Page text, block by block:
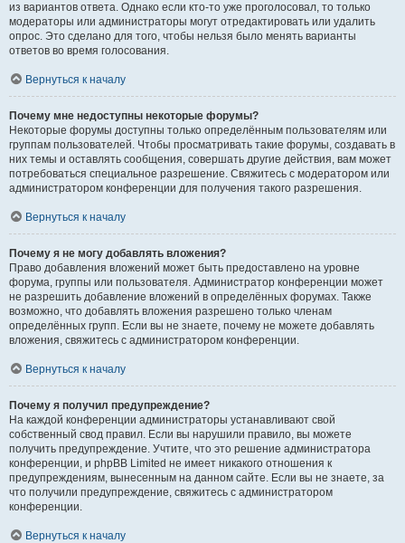
из вариантов ответа. Однако если кто-то уже проголосовал, то только
модераторы или администраторы могут отредактировать или удалить
опрос. Это сделано для того, чтобы нельзя было менять варианты
ответов во время голосования.
Вернуться к началу
Почему мне недоступны некоторые форумы?
Некоторые форумы доступны только определённым пользователям или
группам пользователей. Чтобы просматривать такие форумы, создавать в
них темы и оставлять сообщения, совершать другие действия, вам может
потребоваться специальное разрешение. Свяжитесь с модератором или
администратором конференции для получения такого разрешения.
Вернуться к началу
Почему я не могу добавлять вложения?
Право добавления вложений может быть предоставлено на уровне
форума, группы или пользователя. Администратор конференции может
не разрешить добавление вложений в определённых форумах. Также
возможно, что добавлять вложения разрешено только членам
определённых групп. Если вы не знаете, почему не можете добавлять
вложения, свяжитесь с администратором конференции.
Вернуться к началу
Почему я получил предупреждение?
На каждой конференции администраторы устанавливают свой
собственный свод правил. Если вы нарушили правило, вы можете
получить предупреждение. Учтите, что это решение администратора
конференции, и phpBB Limited не имеет никакого отношения к
предупреждениям, вынесенным на данном сайте. Если вы не знаете, за
что получили предупреждение, свяжитесь с администратором
конференции.
Вернуться к началу